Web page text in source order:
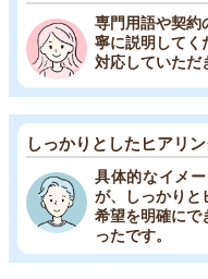
専門用語や契約
寧に説明してく
対応していただ
しっかりとしたヒアリ
具体的なイメ
が、しっかりと
希望を明確にで
ったです。